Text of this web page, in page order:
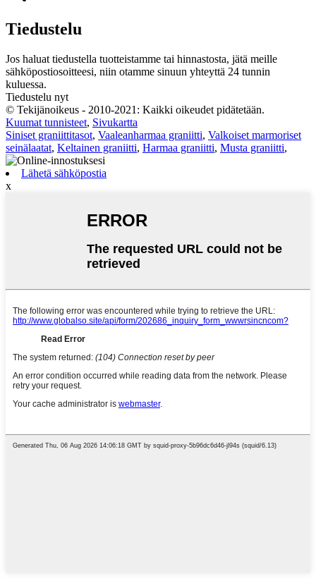
Tiedustelu
Jos haluat tiedustella tuotteistamme tai hinnastosta, jätä meille
sähköpostiosoitteesi, niin otamme sinuun yhteyttä 24 tunnin
kuluessa.
Tiedustelu nyt
© Tekijänoikeus - 2010-2021: Kaikki oikeudet pidätetään.
Kuumat tunnisteet, Sivukartta
Siniset graniittitasot, Vaaleanharmaa graniitti, Valkoiset marmoriset
seinälaatat, Keltainen graniitti, Harmaa graniitti, Musta graniitti,
Lähetä sähköpostia
x